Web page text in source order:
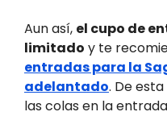
Aun así, el cupo de
limitado y te
entradas para la
adelantado. De
las colas en la